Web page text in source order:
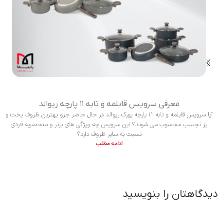
معرفی سرویس قابلمه و تابه ۱۱ پارچه ریوالد
آیا سرویس قابلمه و تابه ۱۱ پارچه یورک ریوالد در حال حاضر جزو بهترین ظروف پخت و
پز نچسب محسوب می شوند؟ این سرویس چه ویژگی های برتر و منحصربه فردی
نسبت به سایر ظروف دارد؟
ادامه مطلب
دیدگاهتان را بنویسید